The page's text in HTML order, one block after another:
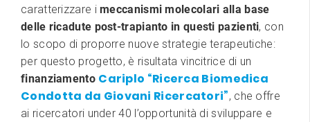
caratterizzare imeccanismi molecolari alla base
delle ricadute post-trapianto in questi pazienti, con
lo scopo di proporre nuove strategie terapeutiche:
per questo progetto, è risultata vincitrice di un
finanziamento Cariplo “Ricerca Biomedica
Condotta da Giovani Ricercatori”, che offre
ai ricercatori under 40 l’opportunità di sviluppare e